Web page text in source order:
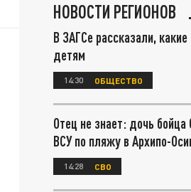
НОВОСТИ РЕГИОНОВ
В ЗАГСе рассказали,
детям
14:30 ОБЩЕСТВО
Отец не знает: дочь
ВСУ по пляжу в Архипо-
14:28 СВО